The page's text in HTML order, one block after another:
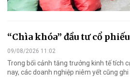
“Chìa khóa” đầu tư cổ phiếu
09/08/2026 11:02
Trong bối cảnh tăng trưởng kinh tế tích
nay, các doanh nghiệp niêm yết cũng